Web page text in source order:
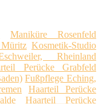
Maniküre Rosenfeld
Kosmetik-Studio
Rheinland
Perücke Grabfeld
Fußpflege Eching,
Haarteil Perücke
Haarteil Perücke